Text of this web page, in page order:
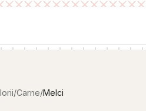
/Carne/Melci